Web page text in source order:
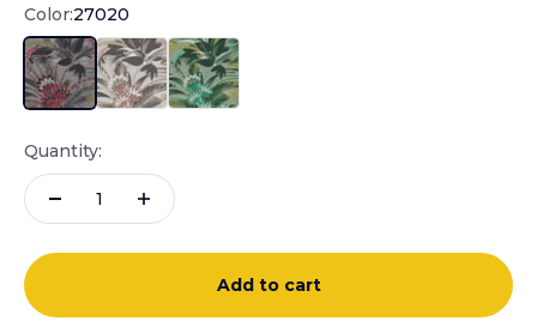
Color:27020
27020
27021 27022
Quantity:
Add to cart